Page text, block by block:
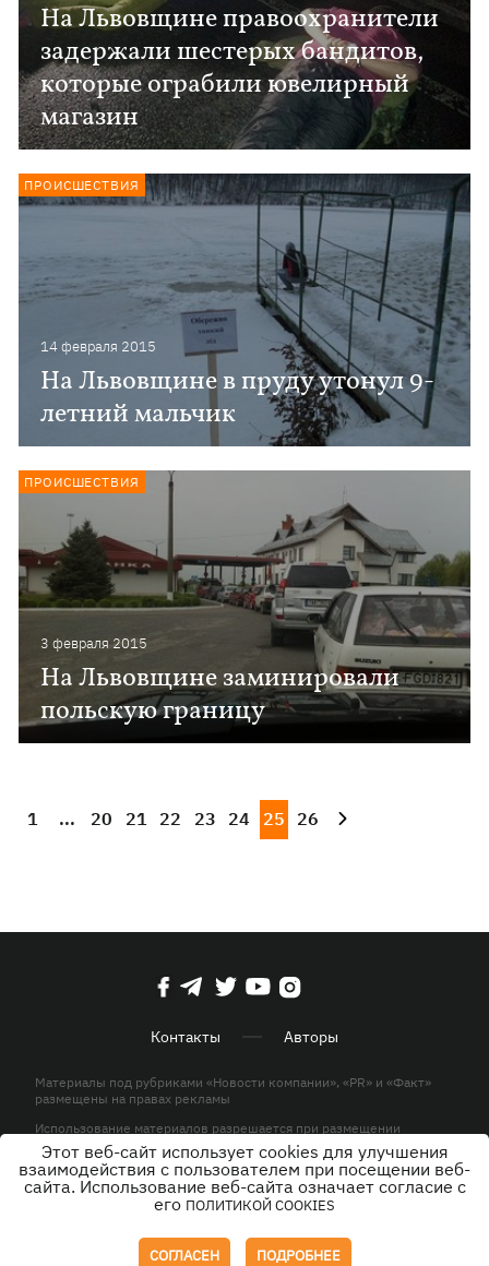
На Львовщине правоохранители
задержали шестерых бандитов,
которые ограбили ювелирный
магазин
14 февраля 2015
На Львовщине в пруду утонул 9-
летний мальчик
ПРОИСШЕСТВИЯ
3 февраля 2015
На Львовщине заминировали
польскую границу
ПРОИСШЕСТВИЯ
1 ... 20 21 22 23 24 25 26
Контакты Авторы
Материалы под рубриками «Новости компании», «PR» и «Факт»
размещены на правах рекламы
Использование материалов разрешается при размещении
активной гиперссылки на KP.UA в первом абзаце.
© ООО «ЮЛАВ МЕДИА»,2026. Все права защищены.
Этот веб-сайт использует cookies для улучшения
взаимодействия с пользователем при посещении веб-
сайта. Использование веб-сайта означает согласие с
его ПОЛИТИКОЙ COOKIES
СОГЛАСЕН ПОДРОБНЕЕ